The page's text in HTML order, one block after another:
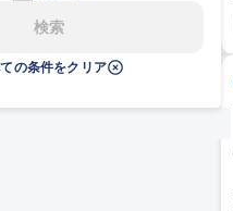
検索
の条件をクリア